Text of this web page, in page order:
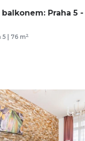
Praha 5
5 | 76 m2